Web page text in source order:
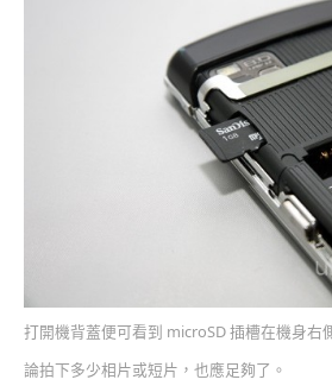
打開機背蓋便可看到 microSD 插槽在機身右
論拍下多少相片或短片，也應足夠了。